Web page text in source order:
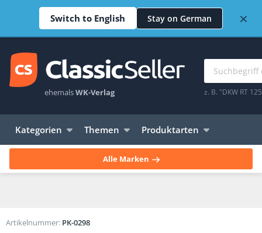
Switch to English Stay on German ×
ehemalsWK-Verlag z. B. "DKW RT
Kategorien Themen Produktarten
Alle Marken
Artikelnummer: PK-0298